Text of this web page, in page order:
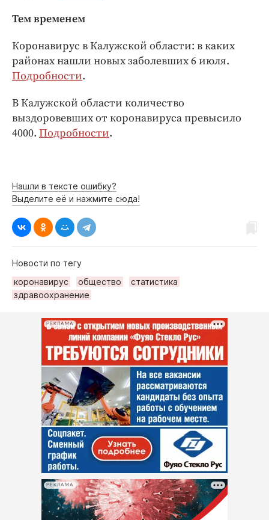
Тем временем
Коронавирус в Калужской области: в каких
районах нашли новых заболевших 6 июля.
Подробности.
В Калужской области количество
выздоровевших от коронавируса превысило
4000. Подробности.
Нашли в тексте ошибку?
Выделите её и нажмите сюда!
Новости по тегу
коронавирус
общество
статистика
здравоохранение
РЕКЛАМА
РЕКЛАМА